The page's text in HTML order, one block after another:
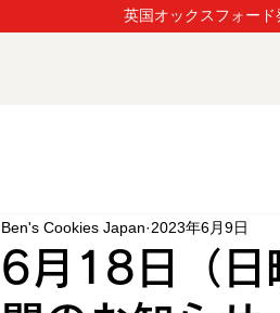
英国オックスフォー
6月18日（日
Ben's Cookies Japan 2023年6月9日